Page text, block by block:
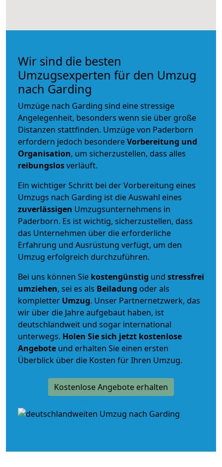
Wir sind die besten
Umzugsexperten für den Umzug
nach Garding
Umzüge nach Garding sind eine stressige
Angelegenheit, besonders wenn sie über große
Distanzen stattfinden. Umzüge von Paderborn
erfordern jedoch besondereVorbereitung und
Organisation, um sicherzustellen, dass alles
reibungslosverläuft.
Ein wichtiger Schritt bei der Vorbereitung eines
Umzugs nach Garding ist die Auswahl eines
zuverlässigen Umzugsunternehmens in
Paderborn. Es ist wichtig, sicherzustellen, dass
das Unternehmen über die erforderliche
Erfahrung und Ausrüstung verfügt, um den
Umzug erfolgreich durchzuführen.
Bei uns können Sie kostengünstig und stressfrei
umziehen, sei es als Beiladung oder als
kompletter Umzug. Unser Partnernetzwerk, das
wir über die Jahre aufgebaut haben, ist
deutschlandweit und sogar international
unterwegs. Holen Sie sich jetzt kostenlose
Angebote und erhalten Sie einen ersten
Überblick über die Kosten für Ihren Umzug.
Kostenlose Angebote erhalten